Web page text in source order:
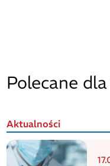
Polecane
Aktualności